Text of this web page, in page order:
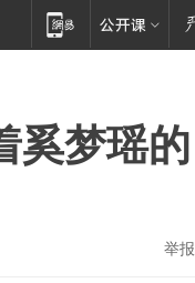
奚梦瑶的
举报